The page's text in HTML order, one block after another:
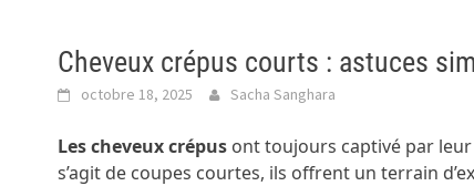
Cheveux crépus courts : astuces
octobre 18, 2025 Sacha Sanghara
Les cheveux crépus ont toujours captivé par
s’agit de coupes courtes, ils offrent un terrain